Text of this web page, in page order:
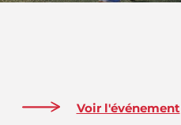
Voir l'événement